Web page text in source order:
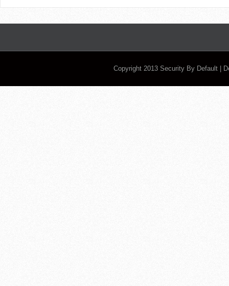
Copyright 2013 Security By Default |